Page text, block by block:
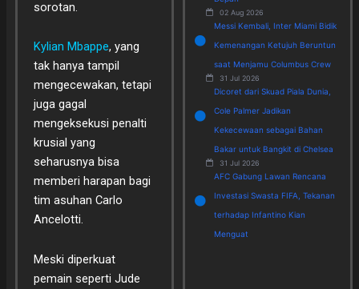
sorotan.
Kylian Mbappe, yang
tak hanya tampil
mengecewakan, tetapi
juga gagal
mengeksekusi penalti
krusial yang
seharusnya bisa
memberi harapan bagi
tim asuhan Carlo
Ancelotti.
Meski diperkuat
pemain seperti Jude
02 Aug 2026
Messi Kembali, Inter Miami Bidik
Kemenangan Ketujuh Beruntun
saat Menjamu Columbus Crew
31 Jul 2026
Dicoret dari Skuad Piala Dunia,
Cole Palmer Jadikan
Kekecewaan sebagai Bahan
Bakar untuk Bangkit di Chelsea
31 Jul 2026
AFC Gabung Lawan Rencana
Investasi Swasta FIFA, Tekanan
terhadap Infantino Kian
Menguat